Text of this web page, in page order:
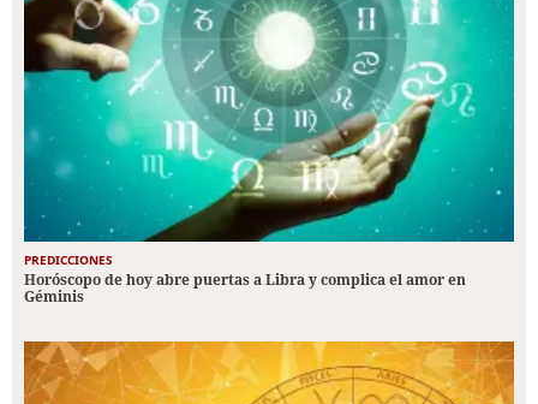
PREDICCIONES
Horóscopo de hoy abre puertas a Libra y complica el amor en
Géminis